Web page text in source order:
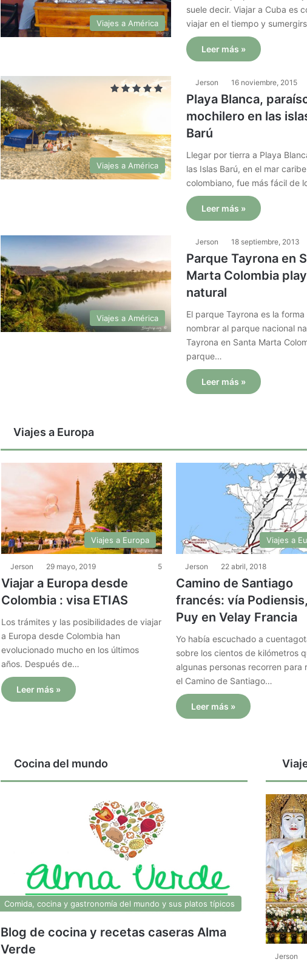
Viajes a América
suele decir. Viajar a Cuba es
viajar en el tiempo y
Leer más »
Viajes a América
Jerson 16 noviembre, 2015
Playa Blanca,
mochilero en las
Barú
Llegar por tierra a Playa
las Islas Barú, en el mar caribe
colombiano, fue más fácil de
Leer más »
Viajes a América
Jerson 18 septiembre, 2013
Parque Tayrona en
Marta Colombia
natural
El parque Tayrona es la
nombrar al parque nacional
Tayrona en Santa Marta
parque…
Leer más »
Viajes a Europa
Viajes a Europa
Jerson 29 mayo, 2019 5
Viajar a Europa desde
Colombia : visa ETIAS
Los trámites y las posibilidades de viajar
a Europa desde Colombia han
evolucionado mucho en los últimos
años. Después de…
Leer más »
Viajes a
Jerson 22 abril, 2018
Camino de Santiago
francés: vía
Puy en Velay Francia
Yo había escuchado a
sobre los cientos de kilómetros
algunas personas recorren para
el Camino de Santiago…
Leer más »
Cocina del mundo
Comida, cocina y gastronomía del mundo y sus platos típicos
Blog de cocina y recetas caseras Alma
Verde
Jerson